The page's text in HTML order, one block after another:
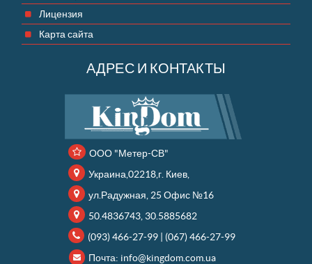
Лицензия
Карта сайта
АДРЕС И КОНТАКТЫ
ООО "Метер-СВ"
Украина,02218,г. Киев,
ул.Радужная, 25 Офис №16
50.4836743, 30.5885682
(093) 466-27-99
(067) 466-27-99
Почта: info@kingdom.com.ua